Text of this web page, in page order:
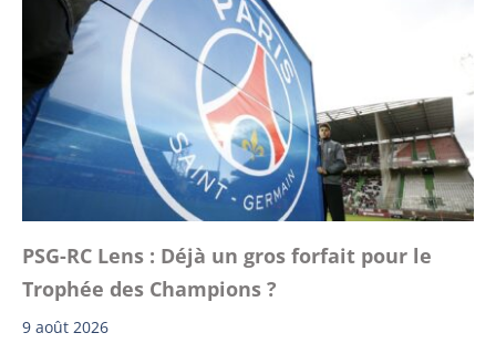
PSG-RC Lens : Déjà un gros forfait pour le
Trophée des Champions ?
9 août 2026